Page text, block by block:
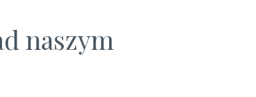
naszym